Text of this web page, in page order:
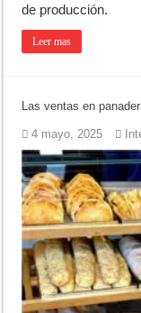
de producción.
Leer mas
Las ventas en
4 mayo, 2025